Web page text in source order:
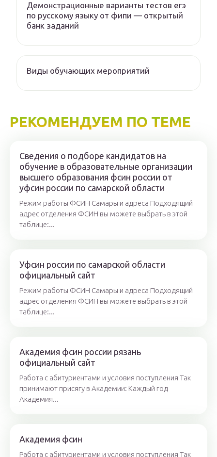
Демонстрационные варианты тестов егэ
по русскому языку от фипи — открытый
банк заданий
Виды обучающих мероприятий
РЕКОМЕНДУЕМ ПО ТЕМЕ
Сведения о подборе кандидатов на
обучение в образовательные организации
высшего образования фсин россии от
уфсин россии по самарской области
Режим работы ФСИН Самары и адреса Подходящий
адрес отделения ФСИН вы можете выбрать в этой
таблице:...
Уфсин россии по самарской области
официальный сайт
Режим работы ФСИН Самары и адреса Подходящий
адрес отделения ФСИН вы можете выбрать в этой
таблице:...
Академия фсин россии рязань
официальный сайт
Работа с абитуриентами и условия поступления Так
принимают присягу в Академии: Каждый год
Академия...
Академия фсин
Работа с абитуриентами и условия поступления Так